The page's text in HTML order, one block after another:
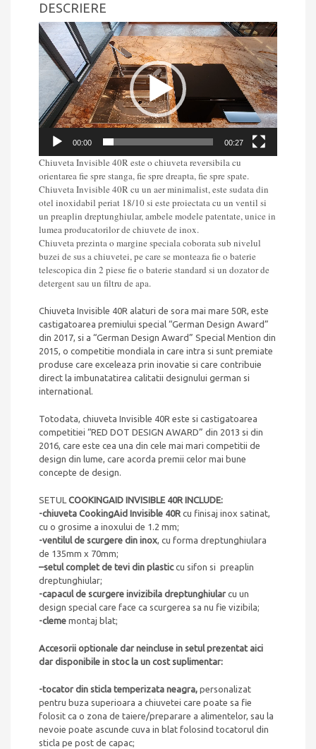
DESCRIERE
Player
video
00:00 00:27
Chiuveta Invisible 40R este o chiuveta reversibila cu
orientarea fie spre stanga, fie spre dreapta, fie spre spate.
Chiuveta Invisible 40R cu un aer minimalist, este sudata din
otel inoxidabil periat 18/10 si este proiectata cu un ventil si
un preaplin dreptunghiular, ambele modele patentate, unice in
lumea producatorilor de chiuvete de inox.
Chiuveta prezinta o margine speciala coborata sub nivelul
buzei de sus a chiuvetei, pe care se monteaza fie o baterie
telescopica din 2 piese fie o baterie standard si un dozator de
detergent sau un filtru de apa.
Chiuveta Invisible 40R alaturi de sora mai mare 50R, este
castigatoarea premiului special “German Design Award”
din 2017, si a “German Design Award” Special Mention din
2015, o competitie mondiala in care intra si sunt premiate
produse care exceleaza prin inovatie si care contribuie
direct la imbunatatirea calitatii designului german si
international.
Totodata, chiuveta Invisible 40R este si castigatoarea
competitiei “RED DOT DESIGN AWARD” din 2013 si din
2016, care este cea una din cele mai mari competitii de
design din lume, care acorda premii celor mai bune
concepte de design.
SETUL COOKINGAID INVISIBLE 40R INCLUDE:
-chiuveta CookingAid Invisible 40R cu finisaj inox satinat,
cu o grosime a inoxului de 1.2 mm;
-ventilul de scurgere din inox, cu forma dreptunghiulara
de 135mm x 70mm;
–setul complet de tevi din plasticcu sifon si preaplin
dreptunghiular;
-capacul de scurgere invizibila dreptunghiular cu un
design special care face ca scurgerea sa nu fie vizibila;
-cleme montaj blat;
Accesorii optionale dar neincluse in setul prezentat aici
dar disponibile in stoc la un cost suplimentar:
-tocator din sticla temperizata neagra, personalizat
pentru buza superioara a chiuvetei care poate sa fie
folosit ca o zona de taiere/preparare a alimentelor, sau la
nevoie poate ascunde cuva in blat folosind tocatorul din
sticla pe post de capac;